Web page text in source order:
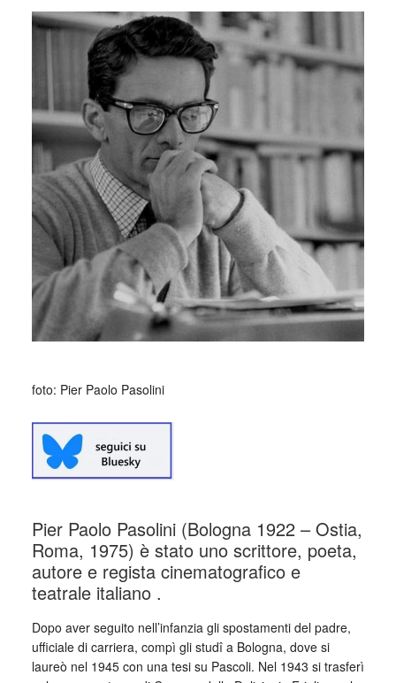
foto: Pier Paolo Pasolini
Pier Paolo Pasolini (Bologna 1922 – Ostia,
Roma, 1975) è stato uno scrittore, poeta,
autore e regista cinematografico e
teatrale italiano .
Dopo aver seguito nell’infanzia gli spostamenti del padre,
ufficiale di carriera, compì gli studî a Bologna, dove si
laureò nel 1945 con una tesi su Pascoli. Nel 1943 si trasferì